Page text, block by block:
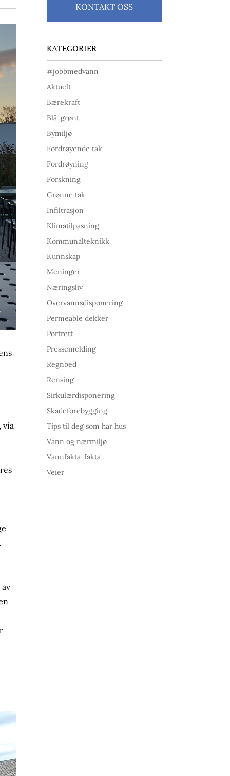
via
KONTAKT OSS
KATEGORIER
#jobbmedvann
Aktuelt
Bærekraft
Blå-grønt
Bymiljø
Fordrøyende tak
Fordrøyning
Forskning
Grønne tak
Infiltrasjon
Klimatilpasning
Kommunalteknikk
Kunnskap
Meninger
Næringsliv
Overvannsdisponering
Permeable dekker
Portrett
Pressemelding
Regnbed
Rensing
Sirkulærdisponering
Skadeforebygging
Tips til deg som har hus
Vann og nærmiljø
Vannfakta-fakta
Veier